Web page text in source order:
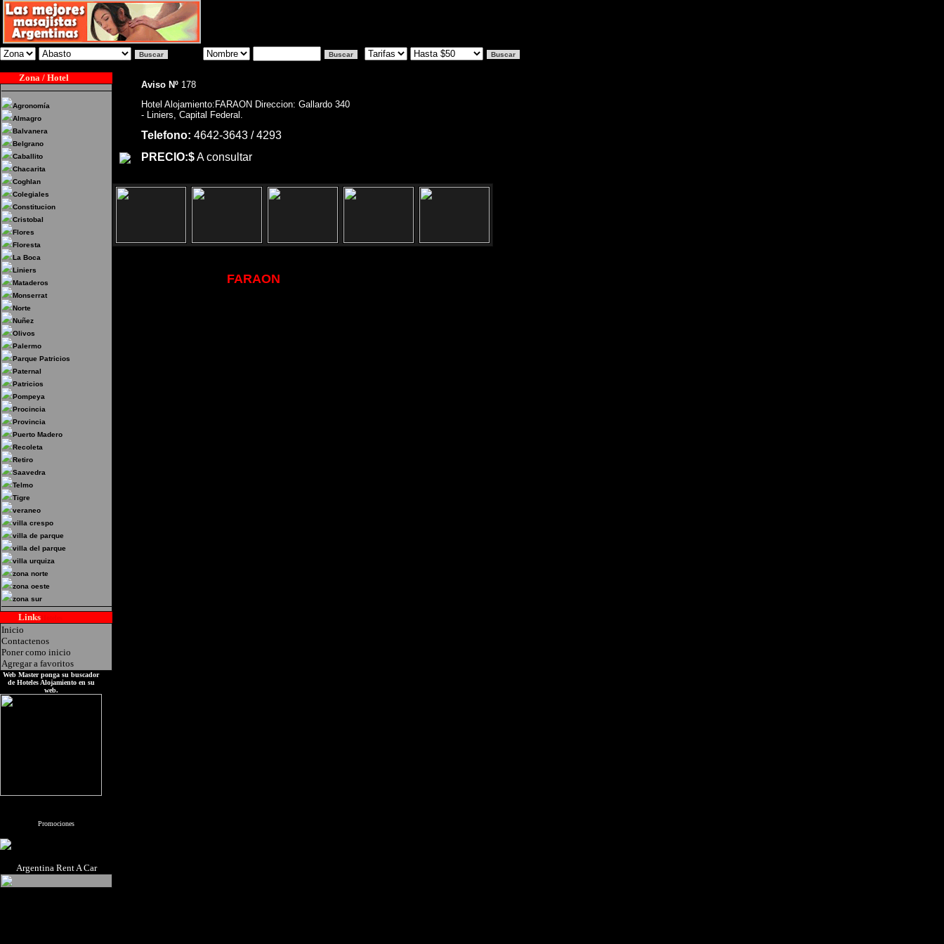
Zona / Hotel
Agronomía
Almagro
Balvanera
Belgrano
Caballito
Chacarita
Coghlan
Colegiales
Constitucion
Cristobal
Flores
Floresta
La Boca
Liniers
Mataderos
Monserrat
Norte
Nuñez
Olivos
Palermo
Parque Patricios
Paternal
Patricios
Pompeya
Procincia
Provincia
Puerto Madero
Recoleta
Retiro
Saavedra
Telmo
Tigre
veraneo
villa crespo
villa de parque
villa del parque
villa urquiza
zona norte
zona oeste
zona sur
Links
Inicio
Contactenos
Poner como inicio
Agregar a favoritos
Web Master ponga su buscador
de Hoteles Alojamiento en su
web.
Promociones
Argentina Rent A Car
Aviso Nº 178
Hotel Alojamiento:FARAON Direccion: Gallardo 340
- Liniers, Capital Federal.
Telefono: 4642-3643 / 4293
PRECIO:$A consultar
FARAON